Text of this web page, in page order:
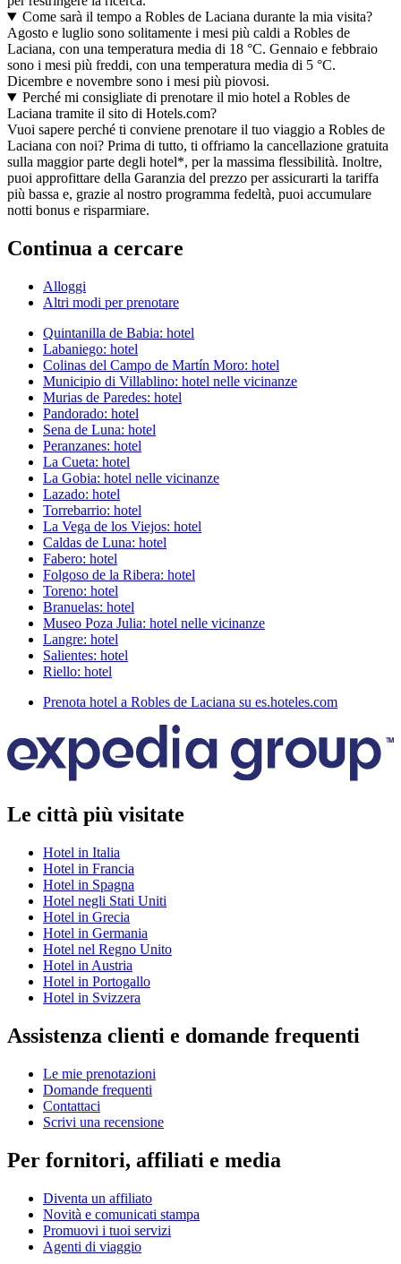
Come sarà il tempo a Robles de Laciana durante la mia visita?
Agosto e luglio sono solitamente i mesi più caldi a Robles de
Laciana, con una temperatura media di 18 °C. Gennaio e febbraio
sono i mesi più freddi, con una temperatura media di 5 °C.
Dicembre e novembre sono i mesi più piovosi.
Perché mi consigliate di prenotare il mio hotel a Robles de
Laciana tramite il sito di Hotels.com?
Vuoi sapere perché ti conviene prenotare il tuo viaggio a Robles de
Laciana con noi? Prima di tutto, ti offriamo la cancellazione gratuita
sulla maggior parte degli hotel*, per la massima flessibilità. Inoltre,
puoi approfittare della Garanzia del prezzo per assicurarti la tariffa
più bassa e, grazie al nostro programma fedeltà, puoi accumulare
notti bonus e risparmiare.
Continua a cercare
Alloggi
Altri modi per prenotare
Quintanilla de Babia: hotel
Labaniego: hotel
Colinas del Campo de Martín Moro: hotel
Municipio di Villablino: hotel nelle vicinanze
Murias de Paredes: hotel
Pandorado: hotel
Sena de Luna: hotel
Peranzanes: hotel
La Cueta: hotel
La Gobia: hotel nelle vicinanze
Lazado: hotel
Torrebarrio: hotel
La Vega de los Viejos: hotel
Caldas de Luna: hotel
Fabero: hotel
Folgoso de la Ribera: hotel
Toreno: hotel
Branuelas: hotel
Museo Poza Julia: hotel nelle vicinanze
Langre: hotel
Salientes: hotel
Riello: hotel
Prenota hotel a Robles de Laciana su es.hoteles.com
Le città più visitate
Hotel in Italia
Hotel in Francia
Hotel in Spagna
Hotel negli Stati Uniti
Hotel in Grecia
Hotel in Germania
Hotel nel Regno Unito
Hotel in Austria
Hotel in Portogallo
Hotel in Svizzera
Assistenza clienti e domande frequenti
Le mie prenotazioni
Domande frequenti
Contattaci
Scrivi una recensione
Per fornitori, affiliati e media
Diventa un affiliato
Novità e comunicati stampa
Promuovi i tuoi servizi
Agenti di viaggio